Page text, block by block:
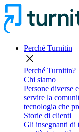
Perché Turnitin
close
Perché Turnitin?
Chi siamo
Persone diverse
servire la
tecnologia che
Storie di clienti
Gli insegnanti di